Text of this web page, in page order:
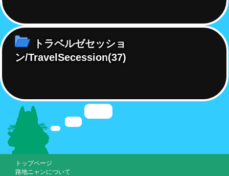
トラベルゼセッショ
ン/TravelSecession(37)
トップページ
路地ニャンについて